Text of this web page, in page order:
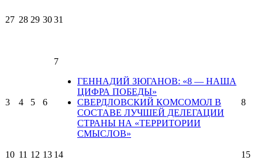
27 28 29 3031
3 4 5 6
7
ГЕННАДИЙ ЗЮГАНОВ: «8 — НАША
ЦИФРА ПОБЕДЫ»
СВЕРДЛОВСКИЙ КОМСОМОЛ В
СОСТАВЕ ЛУЧШЕЙ ДЕЛЕГАЦИИ
СТРАНЫ НА «ТЕРРИТОРИИ
СМЫСЛОВ»
8
10 11 12 13 14 15